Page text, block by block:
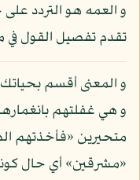
و العمه هو التردد
تقدم تفصيل القول في
و المعنى أقسم
و هي غفلتهم
متحيرين «فأخذتهم
«مشرقين» أي حال